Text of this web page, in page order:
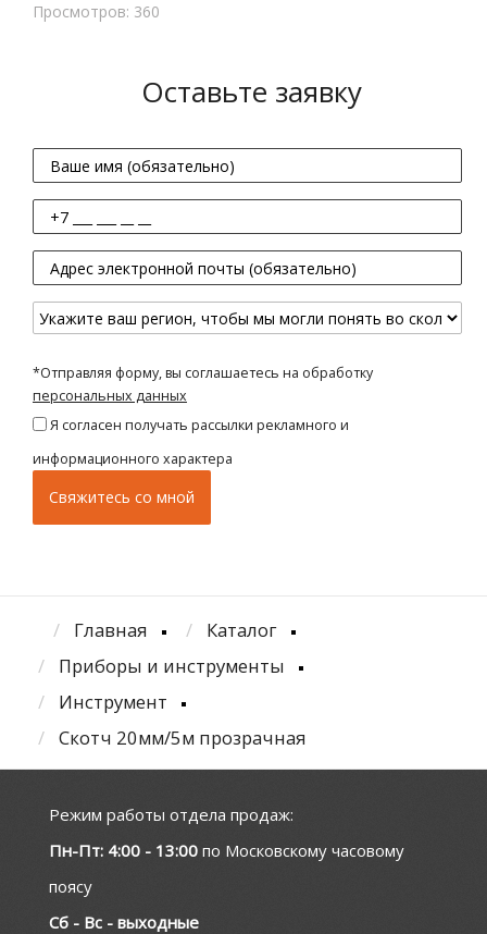
Просмотров: 360
Оставьте заявку
*Отправляя форму, вы соглашаетесь на обработку
персональных данных
Я согласен получать рассылки рекламного и
информационного характера
Главная
Каталог
Приборы и инструменты
Инструмент
Скотч 20мм/5м прозрачная
Режим работы отдела продаж:
Пн-Пт: 4:00 - 13:00 по Московскому часовому
поясу
Сб - Вс - выходные